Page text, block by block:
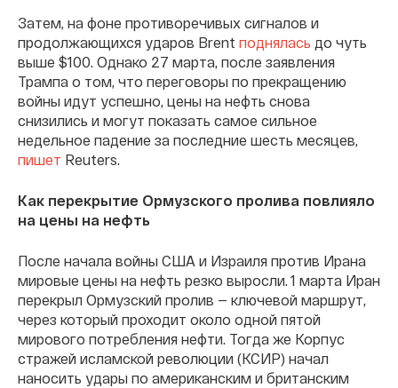
Затем, на фоне противоречивых сигналов и
продолжающихся ударов Brent поднялась до чуть
выше $100. Однако 27 марта, после заявления
Трампа о том, что переговоры по прекращению
войны идут успешно, цены на нефть снова
снизились и могут показать самое сильное
недельное падение за последние шесть месяцев,
пишет Reuters.
Как перекрытие Ормузского пролива повлияло
на цены на нефть
После начала войны США и Израиля против Ирана
мировые цены на нефть резко выросли. 1 марта Иран
перекрыл Ормузский пролив — ключевой маршрут,
через который проходит около одной пятой
мирового потребления нефти. Тогда же Корпус
стражей исламской революции (КСИР) начал
наносить удары по американским и британским